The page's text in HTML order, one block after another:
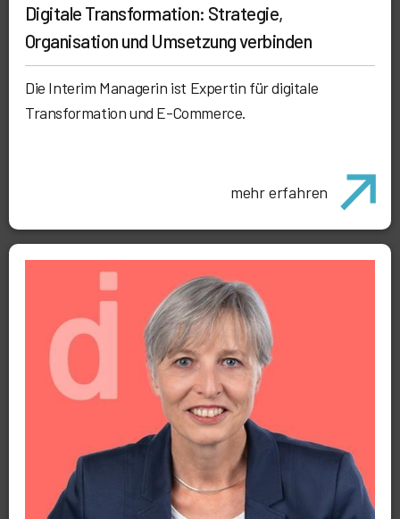
Digitale Transformation: Strategie,
Organisation und Umsetzung verbinden
Die Interim Managerin ist Expertin für digitale
Transformation und E-Commerce.
mehr erfahren